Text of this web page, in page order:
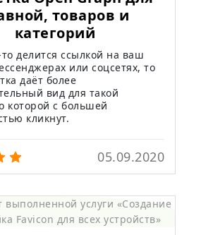
товаров и
категорий
то делится ссылкой на ваш
или соцсетях, то
даёт более
вид для такой
которой с большей
кликнут.
05.09.2020